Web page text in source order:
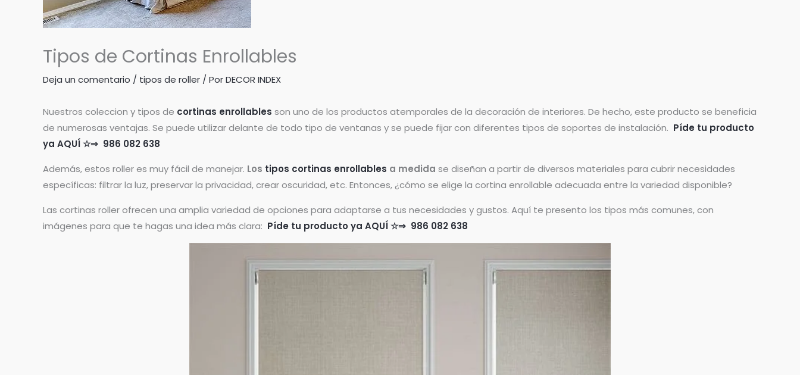
Tipos de Cortinas Enrollables
Deja un comentario / tipos de roller / PorDECOR INDEX
Nuestros coleccion y tipos de cortinas enrollables son uno de los productos atemporales de la decoración de interiores. De hecho, este producto se beneficia
de numerosas ventajas. Se puede utilizar delante de todo tipo de ventanas y se puede fijar con diferentes tipos de soportes de instalación. Píde tu producto
ya AQUÍ ☆⇒ 986 082 638
Además, estos roller es muy fácil de manejar. Los tipos cortinas enrollables a medida se diseñan a partir de diversos materiales para cubrir necesidades
específicas: filtrar la luz, preservar la privacidad, crear oscuridad, etc. Entonces, ¿cómo se elige la cortina enrollable adecuada entre la variedad disponible?
Las cortinas roller ofrecen una amplia variedad de opciones para adaptarse a tus necesidades y gustos. Aquí te presento los tipos más comunes, con
imágenes para que te hagas una idea más clara: Píde tu producto ya AQUÍ ☆⇒ 986 082 638